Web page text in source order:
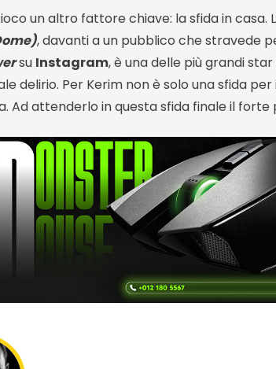
un altro fattore chiave: la sfida in
, davanti a un pubblico che stravede
su Instagram, è una delle più grandi
delirio. Per Kerim non è solo una sfida
Ad attenderlo in questa sfida finale il forte